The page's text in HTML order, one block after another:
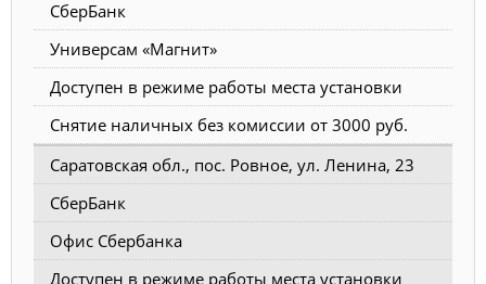
СберБанк
Универсам «Магнит»
Доступен в режиме работы места установки
Снятие наличных без комиссии от 3000 руб.
Саратовская обл., пос. Ровное, ул. Ленина, 23
СберБанк
Офис Сбербанка
Доступен в режиме работы места установки